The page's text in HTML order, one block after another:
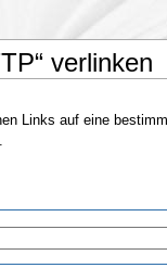
verlinken
Links auf eine